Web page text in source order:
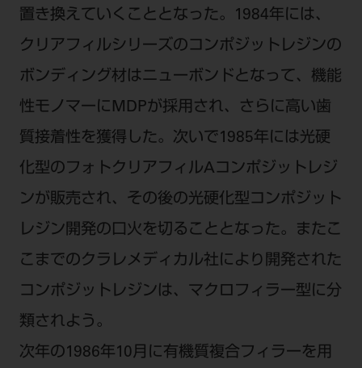
置き換えていくこととなった。1984年には、
クリアフィルシリーズのコンポジットレジンの
ボンディング材はニューボンドとなって、機能
性モノマーにMDPが採用され、さらに高い歯
質接着性を獲得した。次いで1985年には光硬
化型のフォトクリアフィルAコンポジットレジ
ンが販売され、その後の光硬化型コンポジット
レジン開発の口火を切ることとなった。またこ
こまでのクラレメディカル社により開発された
コンポジットレジンは、マクロフィラー型に分
類されよう。
次年の1986年10月に有機質複合フィラーを用
ご利用規約 SNSアカウント利用規約
推奨環境 サイトマップ